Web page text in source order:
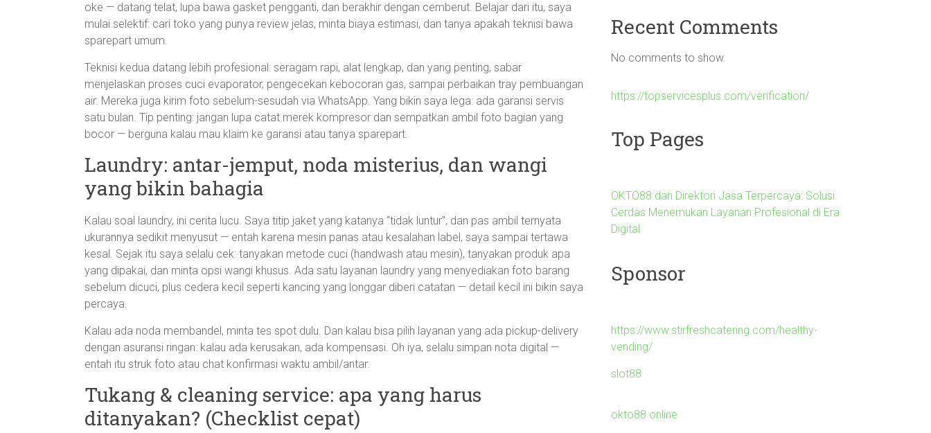
oke — datang telat, lupa bawa gasket pengganti, dan berakhir dengan cemberut. Belajar dari itu, saya
mulai selektif: cari toko yang punya review jelas, minta biaya estimasi, dan tanya apakah teknisi bawa
sparepart umum.
Teknisi kedua datang lebih profesional: seragam rapi, alat lengkap, dan yang penting, sabar
menjelaskan proses cuci evaporator, pengecekan kebocoran gas, sampai perbaikan tray pembuangan
air. Mereka juga kirim foto sebelum-sesudah via WhatsApp. Yang bikin saya lega: ada garansi servis
satu bulan. Tip penting: jangan lupa catat merek kompresor dan sempatkan ambil foto bagian yang
bocor — berguna kalau mau klaim ke garansi atau tanya sparepart.
Laundry: antar-jemput, noda misterius, dan wangi
yang bikin bahagia
Kalau soal laundry, ini cerita lucu. Saya titip jaket yang katanya “tidak luntur”, dan pas ambil ternyata
ukurannya sedikit menyusut — entah karena mesin panas atau kesalahan label, saya sampai tertawa
kesal. Sejak itu saya selalu cek: tanyakan metode cuci (handwash atau mesin), tanyakan produk apa
yang dipakai, dan minta opsi wangi khusus. Ada satu layanan laundry yang menyediakan foto barang
sebelum dicuci, plus cedera kecil seperti kancing yang longgar diberi catatan — detail kecil ini bikin saya
percaya.
Kalau ada noda membandel, minta tes spot dulu. Dan kalau bisa pilih layanan yang ada pickup-delivery
dengan asuransi ringan: kalau ada kerusakan, ada kompensasi. Oh iya, selalu simpan nota digital —
entah itu struk foto atau chat konfirmasi waktu ambil/antar.
Tukang & cleaning service: apa yang harus
ditanyakan? (Checklist cepat)
Recent Comments
No comments to show.
https://topservicesplus.com/verification/
Top Pages
OKTO88 dan Direktori Jasa Terpercaya: Solusi
Cerdas Menemukan Layanan Profesional di Era
Digital
Sponsor
https://www.stirfreshcatering.com/healthy-
vending/
slot88
okto88 online